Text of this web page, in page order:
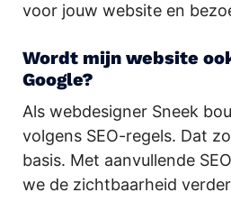
voor jouw website en
Wordt mijn website
Google?
Als webdesigner Sneek
volgens SEO-regels. Dat
basis. Met aanvullende
we de zichtbaarheid